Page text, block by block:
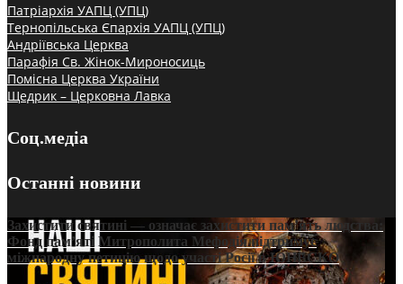
Патріархія УАПЦ (УПЦ)
Тернопільська Єпархія УАПЦ (УПЦ)
Андріївська Церква
Парафія Св. Жінок-Мироносиць
Помісна Церква України
Щедрик – Церковна Лавка
Соц.медіа
Останні новини
Захистити святині — означає захистити пам’ять людства:
Фонд пам’яті Митрополита Мефодія підтримує
міжнародну петицію щодо участі Росії в ЮНЕСКО